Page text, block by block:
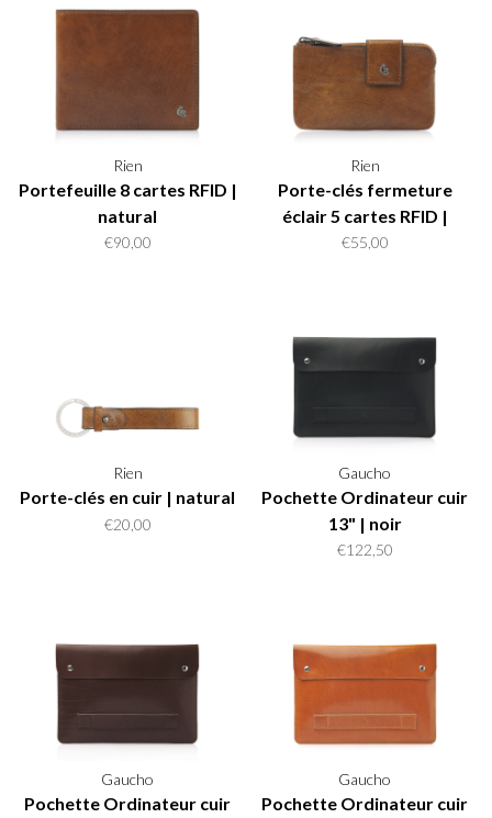
Rien
Portefeuille 8 cartes RFID |
natural
€90,00
Rien
Porte-clés fermeture
éclair 5 cartes RFID |
natural
€55,00
Rien
Porte-clés en cuir | natural
€20,00
Gaucho
Pochette Ordinateur cuir
13" | noir
€122,50
Gaucho
Pochette Ordinateur cuir
Gaucho
Pochette Ordinateur cuir